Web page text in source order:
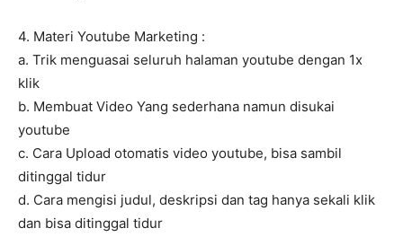
4. Materi Youtube Marketing :
a. Trik menguasai seluruh halaman youtube dengan 1x
klik
b. Membuat Video Yang sederhana namun disukai
youtube
c. Cara Upload otomatis video youtube, bisa sambil
ditinggal tidur
d. Cara mengisi judul, deskripsi dan tag hanya sekali klik
dan bisa ditinggal tidur